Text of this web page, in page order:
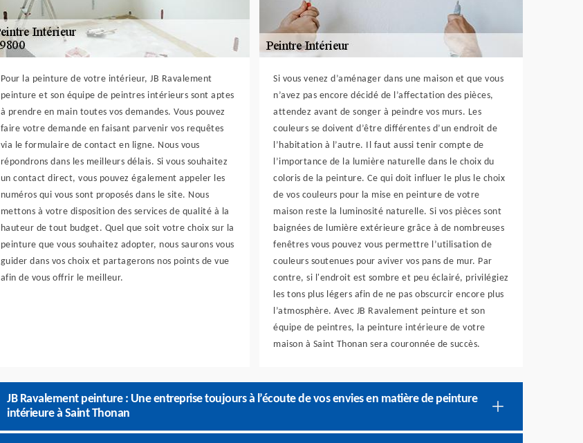
Pour la peinture de votre intérieur, JB Ravalement
peinture et son équipe de peintres intérieurs sont aptes
à prendre en main toutes vos demandes. Vous pouvez
faire votre demande en faisant parvenir vos requêtes
via le formulaire de contact en ligne. Nous vous
répondrons dans les meilleurs délais. Si vous souhaitez
un contact direct, vous pouvez également appeler les
numéros qui vous sont proposés dans le site. Nous
mettons à votre disposition des services de qualité à la
hauteur de tout budget. Quel que soit votre choix sur la
peinture que vous souhaitez adopter, nous saurons vous
guider dans vos choix et partagerons nos points de vue
afin de vous offrir le meilleur.
Si vous venez d’aménager dans une maison et que vous
n’avez pas encore décidé de l’affectation des pièces,
attendez avant de songer à peindre vos murs. Les
couleurs se doivent d’être différentes d’un endroit de
l’habitation à l’autre. Il faut aussi tenir compte de
l’importance de la lumière naturelle dans le choix du
coloris de la peinture. Ce qui doit influer le plus le choix
de vos couleurs pour la mise en peinture de votre
maison reste la luminosité naturelle. Si vos pièces sont
baignées de lumière extérieure grâce à de nombreuses
fenêtres vous pouvez vous permettre l’utilisation de
couleurs soutenues pour aviver vos pans de mur. Par
contre, si l'endroit est sombre et peu éclairé, privilégiez
les tons plus légers afin de ne pas obscurcir encore plus
l’atmosphère. Avec JB Ravalement peinture et son
équipe de peintres, la peinture intérieure de votre
maison à Saint Thonan sera couronnée de succès.
JB Ravalement peinture : Une entreprise toujours à l’écoute de vos envies en matière de peinture
intérieure à Saint Thonan